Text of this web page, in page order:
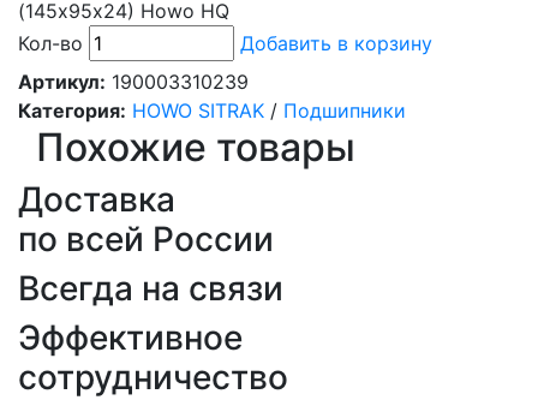
(145х95х24) Howo HQ
Кол-во
Добавить в корзину
Артикул: 190003310239
Категория: HOWO SITRAK / Подшипники
Похожие товары
Доставка
по всей России
Всегда на связи
Эффективное
сотрудничество